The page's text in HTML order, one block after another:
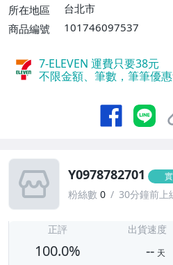
所在地區
台北市
商品編號
101746097537
7-ELEVEN 運費只要38元
不限金額、筆數，筆筆優惠
Y0978782701
粉絲數 0 30分鐘前上
正評
100.0%
出貨速度
-- 天